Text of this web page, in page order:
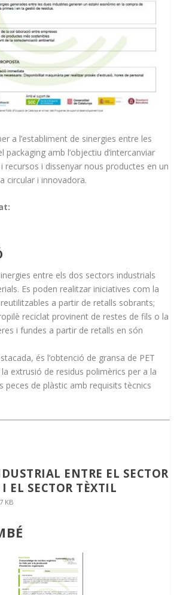
a l’establiment de sinergies entre les
packaging amb l’objectiu d’intercanviar
recursos i dissenyar nous productes en un
circular i innovadora.
entre els dos sectors industrials
Es poden realitzar iniciatives com la
a partir de retalls sobrants;
reciclat provinent de restes de fils o la
i fundes a partir de retalls en són
és l’obtenció de gransa de PET
extrusió de residus polimèrics per a la
peces de plàstic amb requisits tècnics
ENTRE EL SECTOR
EL SECTOR TÈXTIL
KB